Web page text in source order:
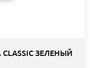
ЗЕЛЕНЫЙ